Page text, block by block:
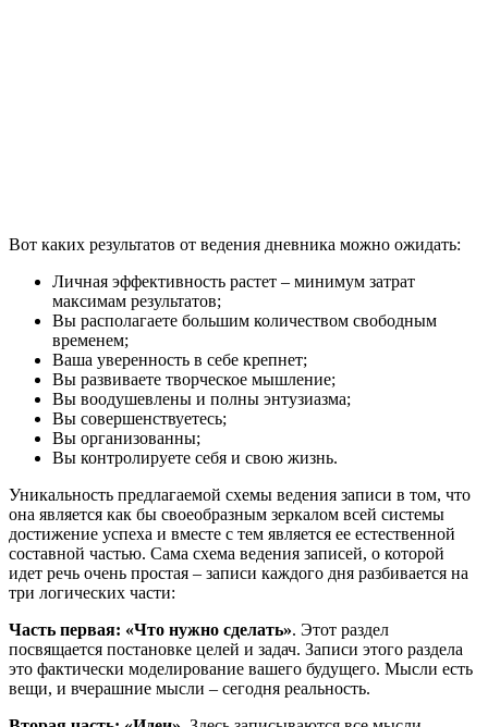
Вот каких результатов от ведения дневника можно ожидать:
Личная эффективность растет – минимум затрат
максимам результатов;
Вы располагаете большим количеством свободным
временем;
Ваша уверенность в себе крепнет;
Вы развиваете творческое мышление;
Вы воодушевлены и полны энтузиазма;
Вы совершенствуетесь;
Вы организованны;
Вы контролируете себя и свою жизнь.
Уникальность предлагаемой схемы ведения записи в том, что
она является как бы своеобразным зеркалом всей системы
достижение успеха и вместе с тем является ее естественной
составной частью. Сама схема ведения записей, о которой
идет речь очень простая – записи каждого дня разбивается на
три логических части:
Часть первая: «Что нужно сделать». Этот раздел
посвящается постановке целей и задач. Записи этого раздела
это фактически моделирование вашего будущего. Мысли есть
вещи, и вчерашние мысли – сегодня реальность.